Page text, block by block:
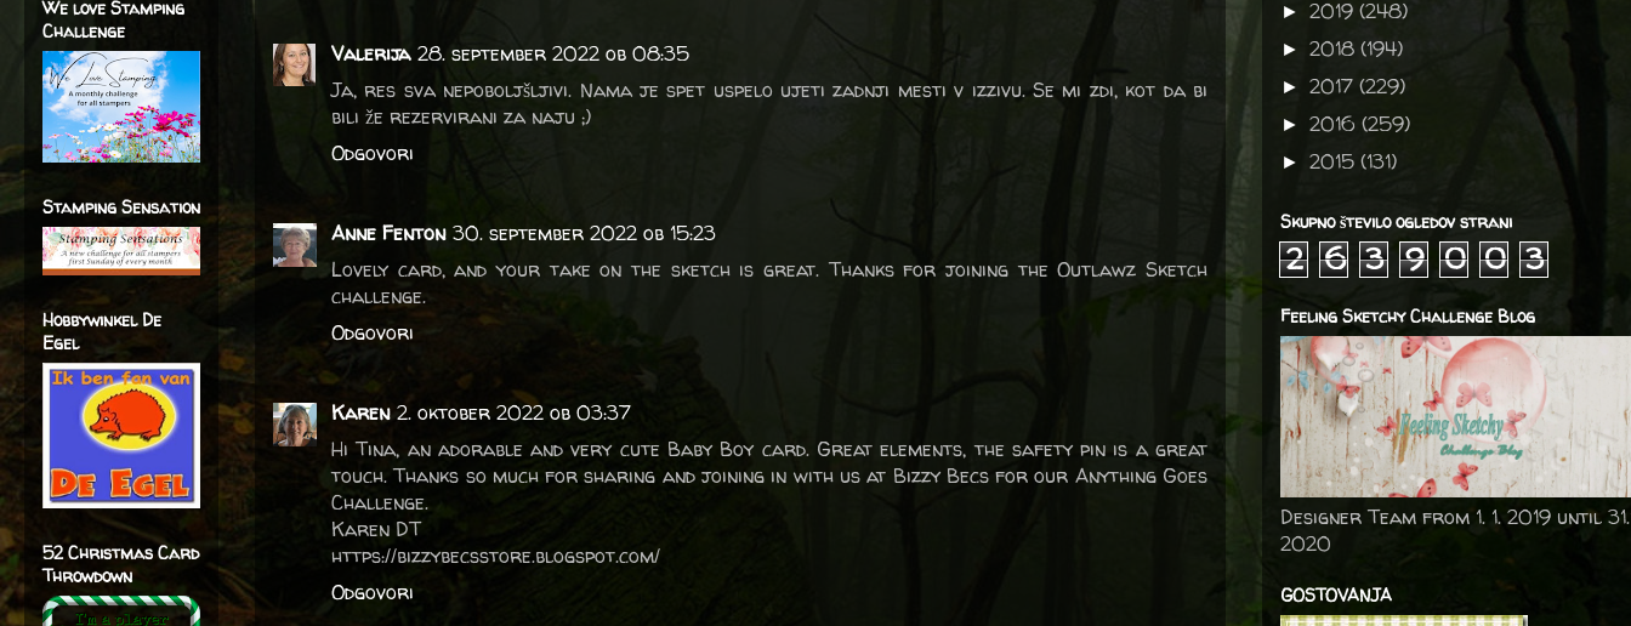
Valerija 28. september 2022 ob 08:35
Ja, res sva nepoboljšljivi. Nama je spet uspelo ujeti zadnji mesti v izzivu. Se mi zdi, kot da bi
bili že rezervirani za naju ;)
Odgovori
Anne Fenton 30. september 2022 ob 15:23
Lovely card, and your take on the sketch is great. Thanks for joining the Outlawz Sketch
challenge.
Odgovori
Karen 2. oktober 2022 ob 03:37
Hi Tina, an adorable and very cute Baby Boy card. Great elements, the safety pin is a great
touch. Thanks so much for sharing and joining in with us at Bizzy Becs for our Anything Goes
Challenge.
Karen DT
https://bizzybecsstore.blogspot.com/
Odgovori
We love Stamping
Challenge
Stamping Sensation
Hobbywinkel De
Egel
52 Christmas Card
Throwdown
► 2019 (248)
► 2018 (194)
► 2017 (229)
► 2016 (259)
► 2015 (131)
Skupno število ogledov strani
2 6 3 9 0 0 3
Feeling Sketchy Challenge Blog
Designer Team from 1. 1. 2019 until
2020
GOSTOVANJA